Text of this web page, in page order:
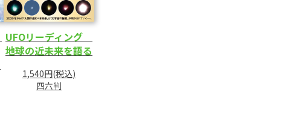
UFOリーディング
地球の近未来を語る
1,540円(税込)
四六判